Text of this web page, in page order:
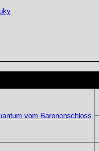
vom Baronenschloss